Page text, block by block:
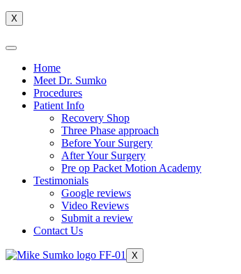
X
Home
Meet Dr. Sumko
Procedures
Patient Info
Recovery Shop
Three Phase approach
Before Your Surgery
After Your Surgery
Pre op Packet Motion Academy
Testimonials
Google reviews
Video Reviews
Submit a review
Contact Us
X